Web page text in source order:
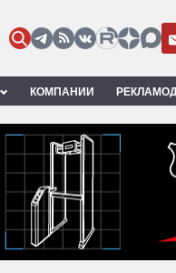
КОМПАНИИ